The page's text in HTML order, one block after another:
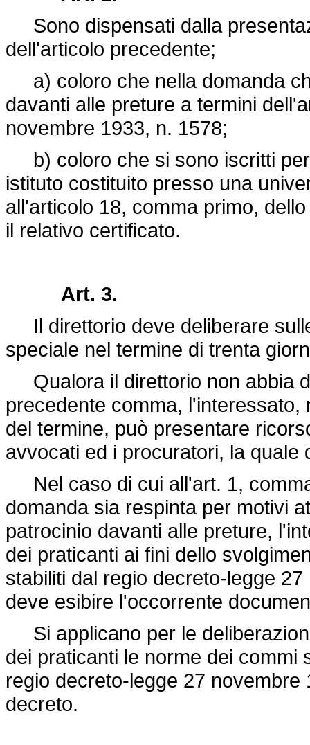
Sono dispensati dalla
dell'articolo precedente;
a) coloro che nella domanda
davanti alle preture a termini
novembre 1933, n. 1578;
b) coloro che si sono iscritti
istituto costituito presso una
all'articolo 18, comma primo,
il relativo certificato.
Art. 3.
Il direttorio deve deliberare
speciale nel termine di trenta
Qualora il direttorio non abbia
precedente comma,
del termine, può presentare
avvocati ed i procuratori, la
Nel caso di cui all'art. 1,
domanda sia respinta per motivi
patrocinio davanti alle preture,
dei praticanti ai fini dello
stabiliti dal regio decreto-legge
deve esibire l'occorrente
Si applicano per le
dei praticanti le norme dei commi
regio decreto-legge 27 novembre
decreto.